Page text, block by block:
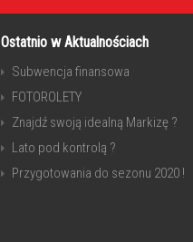
Ostatnio w Aktualnościach
Subwencja finansowa
FOTOROLETY
Znajdź swoją idealną Markizę ?
Lato pod kontrolą ?
Przygotowania do sezonu 2020 !